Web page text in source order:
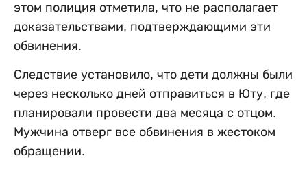
этом полиция отметила, что не располагает
доказательствами, подтверждающими эти
обвинения.
Следствие установило, что дети должны были
через несколько дней отправиться в Юту, где
планировали провести два месяца с отцом.
Мужчина отверг все обвинения в жестоком
обращении.